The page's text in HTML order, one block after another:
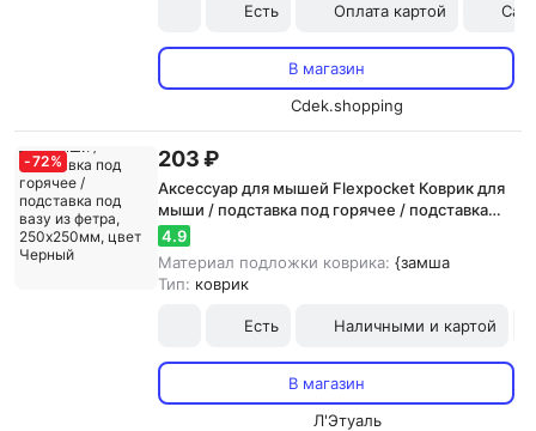
Есть Оплата картой
В магазин
Cdek.shopping
-72% 203 ₽
Аксессуар для мышей Flexpocket Коврик для
мыши / подставка под горячее / подставка
под вазу из фетра, 250х250мм, цвет Черный
4.9
Материал подложки коврика: {замша
Тип: коврик
Есть Наличными и картой
В магазин
Л'Этуаль